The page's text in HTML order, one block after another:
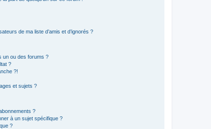
de ma liste d’amis et d’ignorés ?
un ou des forums ?
?
?!
et sujets ?
?
à un sujet spécifique ?
?